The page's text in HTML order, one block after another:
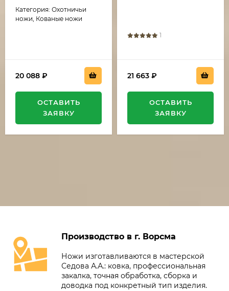
Категория: Охотничьи
ножи, Кованые ножи
20 088 ₽
ОСТАВИТЬ
ЗАЯВКУ
1
21 663 ₽
ОСТАВИТЬ
ЗАЯВКУ
Производство в г. Ворсма
Ножи изготавливаются в мастерской
Седова А.А.: ковка, профессиональная
закалка, точная обработка, сборка и
доводка под конкретный тип изделия.